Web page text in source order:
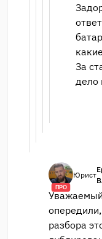
За
дело
ПРО
Юрист
разбора